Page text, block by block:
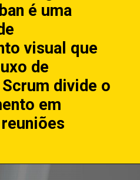
é uma
visual que
de
divide o
em